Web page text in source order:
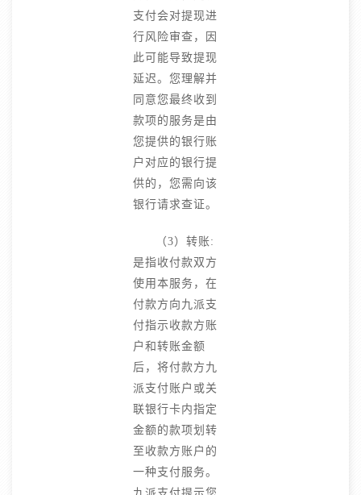
支付会对提现进
行风险审查，因
此可能导致提现
延迟。您理解并
同意您最终收到
款项的服务是由
您提供的银行账
户对应的银行提
供的，您需向该
银行请求查证。
（3）转账:
是指收付款双方
使用本服务，在
付款方向九派支
付指示收款方账
户和转账金额
后，将付款方九
派支付账户或关
联银行卡内指定
金额的款项划转
至收款方账户的
一种支付服务。